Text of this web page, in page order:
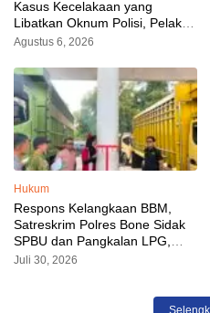
Kasus Kecelakaan yang
Libatkan Oknum Polisi, Pelaku
Sudah Diamankan
Agustus 6, 2026
Hukum
Respons Kelangkaan BBM,
Satreskrim Polres Bone Sidak
SPBU dan Pangkalan LPG,
AKP Alvin Aji Imbau Pengelola
Juli 30, 2026